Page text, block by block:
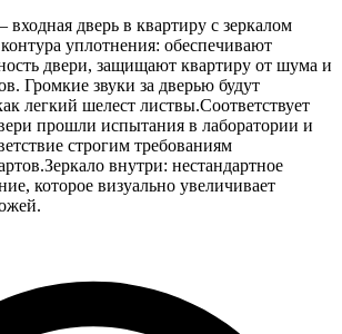
дверь в квартиру с зеркалом
уплотнения: обеспечивают
двери, защищают квартиру от шума и
Громкие звуки за дверью будут
легкий шелест листвы.Соответствует
прошли испытания в лаборатории и
строгим требованиям
внутри: нестандартное
которое визуально увеличивает